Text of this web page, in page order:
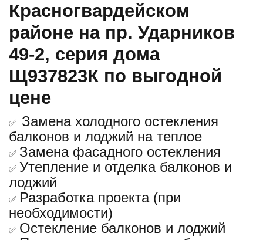
Красногвардейском
районе на пр. Ударников
49-2, серия дома
Щ937823К по выгодной
цене
✅ Замена холодного остекления
балконов и лоджий на теплое
✅ Замена фасадного остекления
✅ Утепление и отделка балконов и
лоджий
✅ Разработка проекта (при
необходимости)
✅ Остекление балконов и лоджий